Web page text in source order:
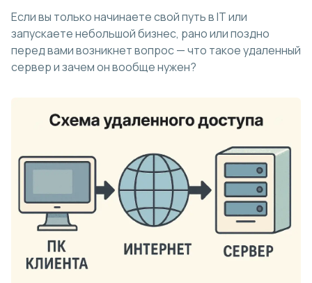
Если вы только начинаете свой путь в IT или
запускаете небольшой бизнес, рано или поздно
перед вами возникнет вопрос — что такое удаленный
сервер и зачем он вообще нужен?